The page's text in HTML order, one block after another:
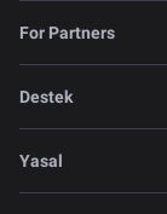
For Partners
Destek
Yasal